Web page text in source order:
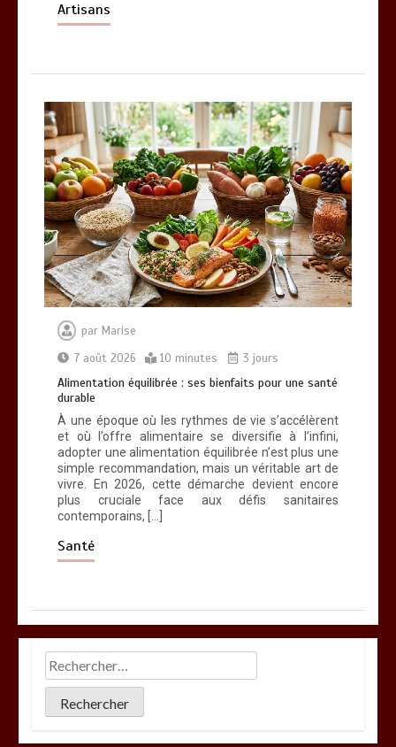
Artisans
par Marise
7 août 2026
10 minutes 3 jours
Alimentation équilibrée : ses bienfaits pour une santé
durable
À une époque où les rythmes de vie s’accélèrent
et où l’offre alimentaire se diversifie à l’infini,
adopter une alimentation équilibrée n’est plus une
simple recommandation, mais un véritable art de
vivre. En 2026, cette démarche devient encore
plus cruciale face aux défis sanitaires
contemporains, […]
Santé